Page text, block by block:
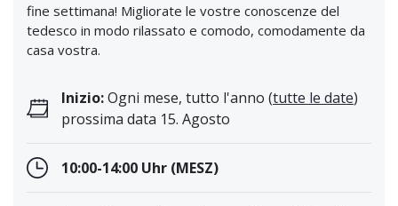
fine settimana! Migliorate le vostre conoscenze del
tedesco in modo rilassato e comodo, comodamente da
casa vostra.
Inizio:Ogni mese, tutto l'anno (tutte le date)
prossima data 15. Agosto
10:00-14:00 Uhr (MESZ)